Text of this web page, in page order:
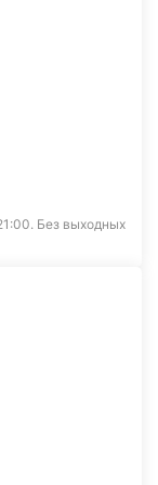
Без выходных